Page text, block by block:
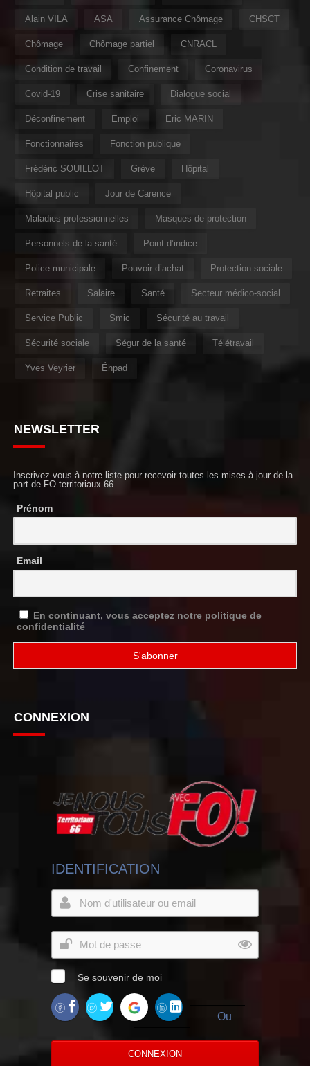
Alain VILA ASA Assurance Chômage CHSCT
Chômage Chômage partiel CNRACL
Condition de travail Confinement Coronavirus
Covid-19 Crise sanitaire Dialogue social
Déconfinement Emploi Eric MARIN
Fonctionnaires Fonction publique
Frédéric SOUILLOT Grève Hôpital
Hôpital public Jour de Carence
Maladies professionnelles Masques de protection
Personnels de la santé Point d’indice
Police municipale Pouvoir d’achat Protection sociale
Retraites Salaire Santé Secteur médico-social
Service Public Smic Sécurité au travail
Sécurité sociale Ségur de la santé Télétravail
Yves Veyrier Éhpad
NEWSLETTER
Inscrivez-vous à notre liste pour recevoir toutes les mises à jour de la
part de FO territoriaux 66
Prénom
Email
En continuant, vous acceptez notre politique de
confidentialité
CONNEXION
IDENTIFICATION
Se souvenir de moi
Ou
CONNEXION